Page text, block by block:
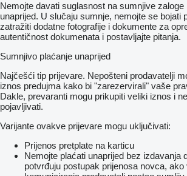
Nemojte davati suglasnost na sumnjive zaloge
unaprijed. U slučaju sumnje, nemojte se bojati
zatražiti dodatne fotografije i dokumente za
autentičnost dokumenata i postavljajte pitanja.
Sumnjivo plaćanje unaprijed
Najčešći tip prijevare. Nepošteni prodavatelji
iznos predujma kako bi "zarezervirali" vaše
Dakle, prevaranti mogu prikupiti veliki iznos i
pojavljivati.
Varijante ovakve prijevare mogu uključivati:
Prijenos pretplate na karticu
Nemojte plaćati unaprijed bez izdavanja
potvrđuju postupak prijenosa novca,